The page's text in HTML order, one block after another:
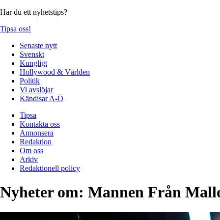
Har du ett nyhetstips?
Tipsa oss!
Senaste nytt
Svenskt
Kungligt
Hollywood & Världen
Politik
Vi avslöjar
Kändisar A-Ö
Tipsa
Kontakta oss
Annonsera
Redaktion
Om oss
Arkiv
Redaktionell policy
Nyheter om: Mannen Från